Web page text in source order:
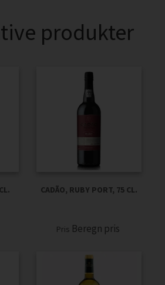
produkter
CADÃO, RUBY PORT, 75 CL.
Pris Beregn pris